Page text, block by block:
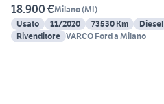
18.900 €Milano(MI)
Usato
11/2020 73530 Km Diesel
Rivenditore VARCO Ford a Milano